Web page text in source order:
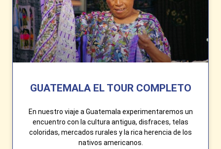
GUATEMALA EL TOUR COMPLETO
En nuestro viaje a Guatemala experimentaremos un
encuentro con la cultura antigua, disfraces, telas
coloridas, mercados rurales y la rica herencia de los
nativos americanos.